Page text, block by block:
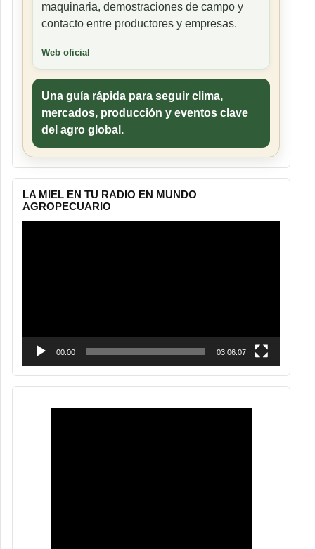
maquinaria, demostraciones de campo y
contacto entre productores y empresas.
Web oficial
Una guía rápida para seguir clima,
mercados, producción y eventos clave
del agro global.
LA MIEL EN TU RADIO EN MUNDO
AGROPECUARIO
00:00 03:06:07